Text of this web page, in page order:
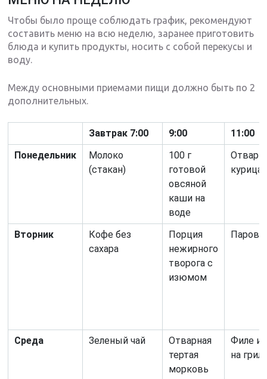
Чтобы было проще соблюдать график, рекомендуют
составить меню на всю неделю, заранее приготовить
блюда и купить продукты, носить с собой перекусы и
воду.
Между основными приемами пищи должно быть по 2
дополнительных.
Завтрак 7:00 9:00
11:00
Понедельник
Молоко
(стакан)
100 г
готовой
овсяной
каши на
воде
курица
Вторник
Кофе без
сахара
Порция
нежирного
творога с
изюмом
Среда Зеленый чай
Отварная
тертая
морковь
Филе
на